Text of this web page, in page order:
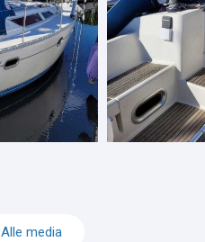
Alle media